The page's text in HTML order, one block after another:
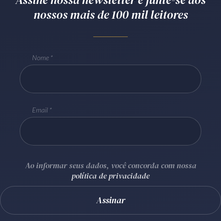
Receba por RSS
Batel Curitiba/PR CEP80240-000
nossos mais de 100 mil leitores
Nome
Email
Ao informar seus dados, você concorda com nossa
política de privacidade